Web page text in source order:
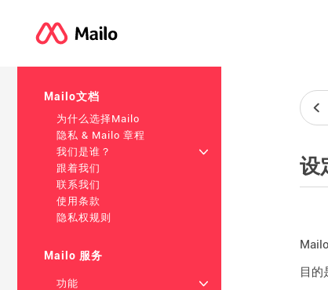
Mailo文档
为什么选择Mailo
隐私 & Mailo 章程
我们是谁？
+
跟着我们
联系我们
使用条款
隐私权规则
Mailo 服务
功能
+
设
目的